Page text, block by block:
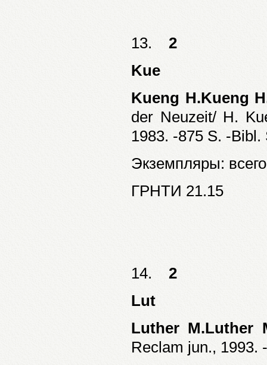
13. 2
Kue
Kueng H.Kueng
der Neuzeit/ H.
1983. -875 S. -Bibl.
Экземпляры:
ГРНТИ 21.15
14. 2
Lut
Luther M.Luther
Reclam jun., 1993.